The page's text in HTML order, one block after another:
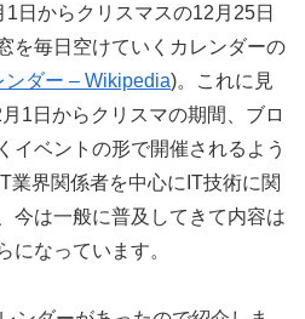
日からクリスマスの12月25日
を毎日空けていくカレンダーの
ンダー – Wikipedia)。これに見
1日からクリスマの期間、ブロ
イベントの形で開催されるよう
業界関係者を中心にIT技術に関
今は一般に普及してきて内容は
になっています。